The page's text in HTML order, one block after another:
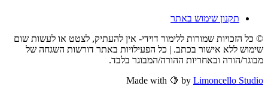
תקנון שימוש באתר
© כל הזכויות שמורות ללימור דוידי- אין להעתיק, לצטט או לעשות שום
שימוש ללא אישור בכתב. | כל הפעילויות באתר דורשות השגחה של
מבוגר/הורה ובאחריות ההורה/המבוגר בלבד.
Made with 🍋 by Limoncello Studio